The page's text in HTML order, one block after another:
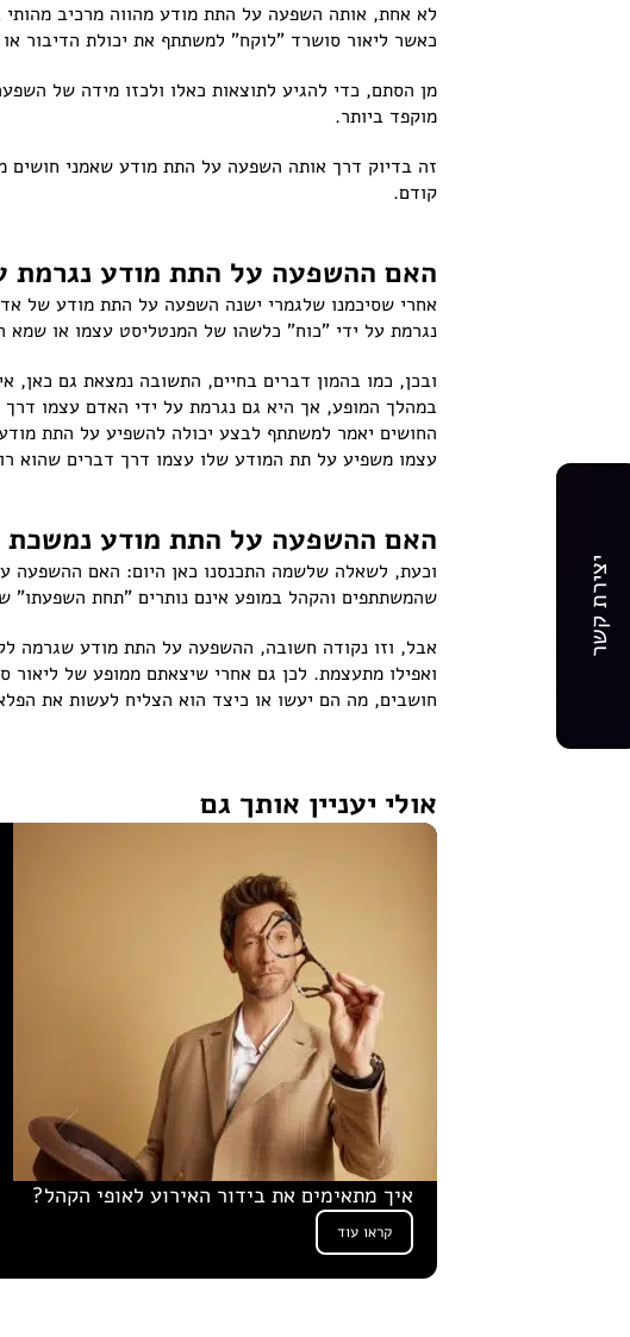
לא אחת, אותה השפעה על התת מודע מהווה מרכיב
כאשר ליאור סושרד "לוקח" למשתתף את יכולת הדיבור
מן הסתם, כדי להגיע לתוצאות כאלו ולכזו מידה של
מוקפד ביותר.
זה בדיוק דרך אותה השפעה על התת מודע שאמני
קודם.
האם ההשפעה על התת מודע נגרמת
אחרי שסיכמנו שלגמרי ישנה השפעה על התת מודע של
נגרמת על ידי "כוח" כלשהו של המנטליסט עצמו או
ובכן, כמו בהמון דברים בחיים, התשובה נמצאת גם
במהלך המופע, אך היא גם נגרמת על ידי האדם עצמו
החושים יאמר למשתתף לבצע יכולה להשפיע על התת
עצמו משפיע על תת המודע שלו עצמו דרך דברים שהוא
האם ההשפעה על התת מודע נמשכת
וכעת, לשאלה שלשמה התכנסנו כאן היום: האם ההשפעה
שהמשתתפים והקהל במופע אינם נותרים "תחת
אבל, וזו נקודה חשובה, ההשפעה על התת מודע שגרמה
ואפילו מתעצמת. לכן גם אחרי שיצאתם ממופע של
חושבים, מה הם יעשו או כיצד הוא הצליח לעשות את
אולי יעניין אותך גם
איך מתאימים את בידור האירוע לאופי הקהל?
קראו עוד
יצירת קשר